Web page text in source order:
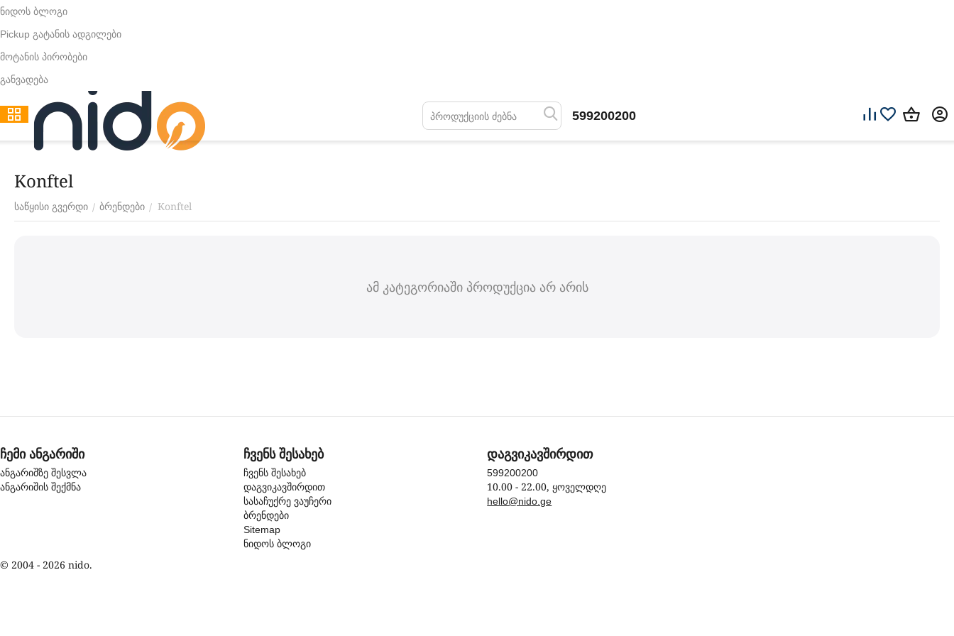
ნიდოს ბლოგი
Pickup გატანის ადგილები
მოტანის პირობები
განვადება
599200200
Konftel
საწყისი გვერდი / ბრენდები / Konftel
ამ კატეგორიაში პროდუქცია არ არის
ჩემი ანგარიში
ანგარიშზე შესვლა
ანგარიშის შექმნა
ჩვენს შესახებ
ჩვენს შესახებ
დაგვიკავშირდით
სასაჩუქრე ვაუჩერი
ბრენდები
Sitemap
ნიდოს ბლოგი
დაგვიკავშირდით
599200200
10.00 - 22.00, ყოველდღე
hello@nido.ge
© 2004 - 2026 nido.